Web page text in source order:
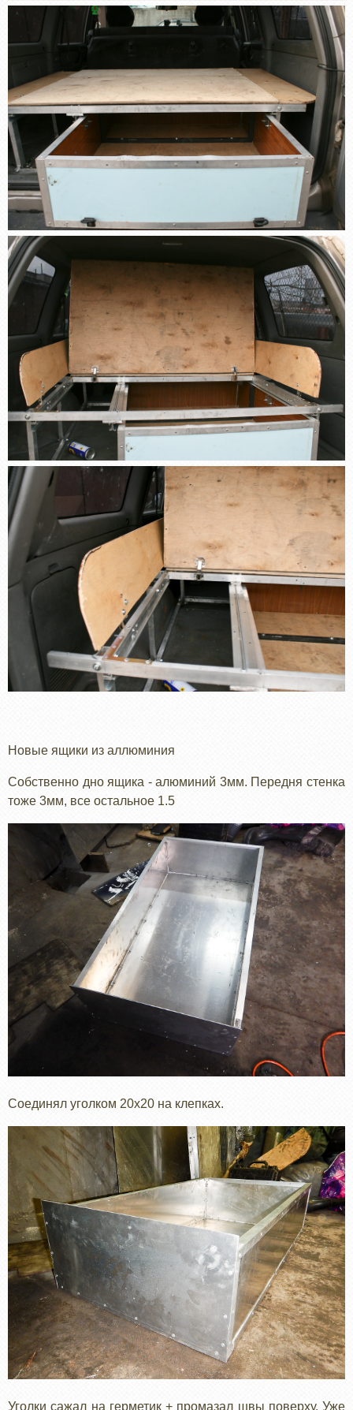
Новые ящики из аллюминия
Собственно дно ящика - алюминий 3мм. Передня стенка
тоже 3мм, все остальное 1.5
Соединял уголком 20х20 на клепках.
Уголки сажал на герметик + промазал швы поверху. Уже